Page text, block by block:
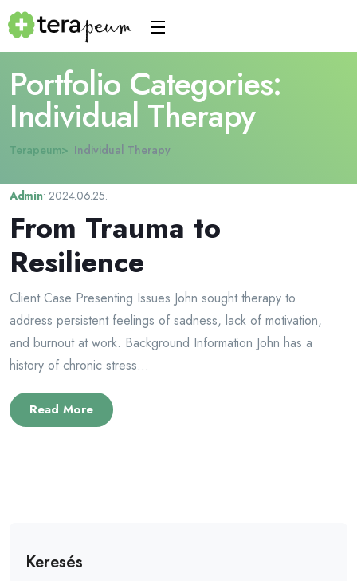
Portfolio Categories:
Individual Therapy
Terapeum Individual Therapy
Admin• 2024.06.25.
From Trauma to
Resilience
Client Case Presenting Issues John sought therapy to
address persistent feelings of sadness, lack of motivation,
and burnout at work. Background Information John has a
history of chronic stress...
Read More
Keresés